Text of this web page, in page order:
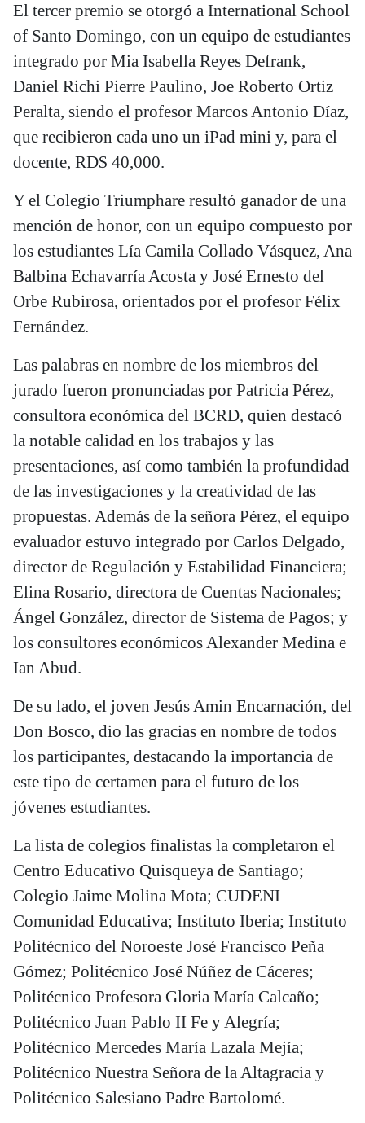
El tercer premio se otorgó a International School
of Santo Domingo, con un equipo de estudiantes
integrado por Mia Isabella Reyes Defrank,
Daniel Richi Pierre Paulino, Joe Roberto Ortiz
Peralta, siendo el profesor Marcos Antonio Díaz,
que recibieron cada uno un iPad mini y, para el
docente, RD$ 40,000.
Y el Colegio Triumphare resultó ganador de una
mención de honor, con un equipo compuesto por
los estudiantes Lía Camila Collado Vásquez, Ana
Balbina Echavarría Acosta y José Ernesto del
Orbe Rubirosa, orientados por el profesor Félix
Fernández.
Las palabras en nombre de los miembros del
jurado fueron pronunciadas por Patricia Pérez,
consultora económica del BCRD, quien destacó
la notable calidad en los trabajos y las
presentaciones, así como también la profundidad
de las investigaciones y la creatividad de las
propuestas. Además de la señora Pérez, el equipo
evaluador estuvo integrado por Carlos Delgado,
director de Regulación y Estabilidad Financiera;
Elina Rosario, directora de Cuentas Nacionales;
Ángel González, director de Sistema de Pagos; y
los consultores económicos Alexander Medina e
Ian Abud.
De su lado, el joven Jesús Amin Encarnación, del
Don Bosco, dio las gracias en nombre de todos
los participantes, destacando la importancia de
este tipo de certamen para el futuro de los
jóvenes estudiantes.
La lista de colegios finalistas la completaron el
Centro Educativo Quisqueya de Santiago;
Colegio Jaime Molina Mota; CUDENI
Comunidad Educativa; Instituto Iberia; Instituto
Politécnico del Noroeste José Francisco Peña
Gómez; Politécnico José Núñez de Cáceres;
Politécnico Profesora Gloria María Calcaño;
Politécnico Juan Pablo II Fe y Alegría;
Politécnico Mercedes María Lazala Mejía;
Politécnico Nuestra Señora de la Altagracia y
Politécnico Salesiano Padre Bartolomé.